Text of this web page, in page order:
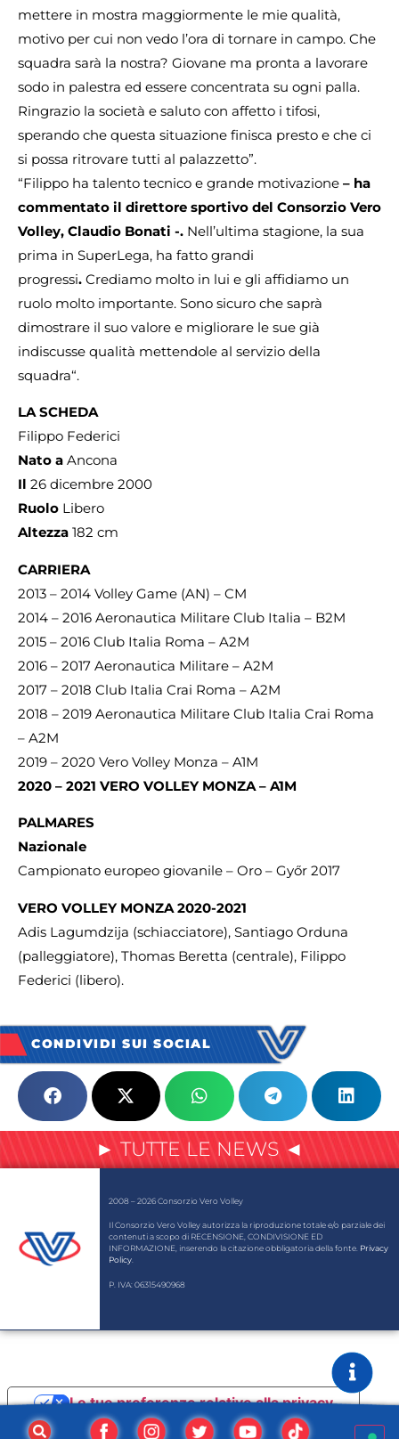
mettere in mostra maggiormente le mie qualità,
motivo per cui non vedo l’ora di tornare in campo. Che
squadra sarà la nostra? Giovane ma pronta a lavorare
sodo in palestra ed essere concentrata su ogni palla.
Ringrazio la società e saluto con affetto i tifosi,
sperando che questa situazione finisca presto e che ci
si possa ritrovare tutti al palazzetto”.
“Filippo ha talento tecnico e grande motivazione – ha
commentato il direttore sportivo del Consorzio Vero
Volley, Claudio Bonati -. Nell’ultima stagione, la sua
prima in SuperLega, ha fatto grandi
progressi. Crediamo molto in lui e gli affidiamo un
ruolo molto importante. Sono sicuro che saprà
dimostrare il suo valore e migliorare le sue già
indiscusse qualità mettendole al servizio della
squadra“.
LA SCHEDA
Filippo Federici
Nato a Ancona
Il 26 dicembre 2000
Ruolo Libero
Altezza 182 cm
CARRIERA
2013 – 2014 Volley Game (AN) – CM
2014 – 2016 Aeronautica Militare Club Italia – B2M
2015 – 2016 Club Italia Roma – A2M
2016 – 2017 Aeronautica Militare – A2M
2017 – 2018 Club Italia Crai Roma – A2M
2018 – 2019 Aeronautica Militare Club Italia Crai Roma
– A2M
2019 – 2020 Vero Volley Monza – A1M
2020 – 2021 VERO VOLLEY MONZA – A1M
PALMARES
Nazionale
Campionato europeo giovanile – Oro – Győr 2017
VERO VOLLEY MONZA 2020-2021
Adis Lagumdzija (schiacciatore), Santiago Orduna
(palleggiatore), Thomas Beretta (centrale), Filippo
Federici (libero).
CONDIVIDI SUI SOCIAL
► TUTTE LE NEWS ◄
2008 – 2026 Consorzio Vero Volley
Il Consorzio Vero Volley autorizza la riproduzione totale e/o parziale dei
contenuti a scopo di RECENSIONE, CONDIVISIONE ED
INFORMAZIONE, inserendo la citazione obbligatoria della fonte. Privacy
Policy.
P. IVA: 06315490968
Informativa sulla raccolta
Le tue preferenze relative alla privacy